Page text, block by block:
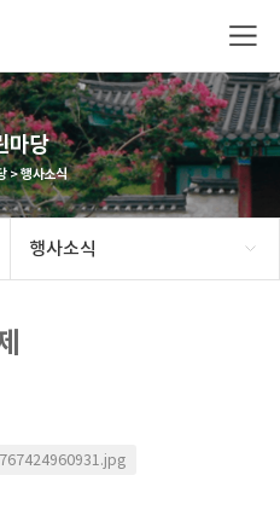
마당
> 행사소식
행사소식